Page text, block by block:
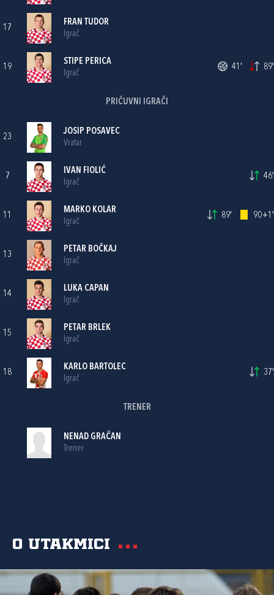
17
FRAN TUDOR
Igrač
19
STIPE PERICA
Igrač
41' 89'
PRIČUVNI IGRAČI
23
JOSIP POSAVEC
Vratar
7
IVAN FIOLIĆ
Igrač
46'
11
MARKO KOLAR
Igrač
89' 90+1'
13
PETAR BOČKAJ
Igrač
14
LUKA CAPAN
Igrač
15
PETAR BRLEK
Igrač
18
KARLO BARTOLEC
Igrač
37'
TRENER
NENAD GRAČAN
Trener
O utakmici